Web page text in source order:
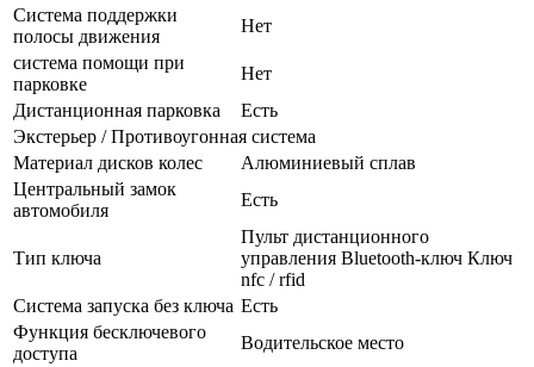
Система поддержки
полосы движения
Нет
система помощи при
парковке
Нет
Дистанционная парковка
Есть
Экстерьер / Противоугонная система
Материал дисков колес
Алюминиевый сплав
Центральный замок
автомобиля
Есть
Тип ключа
Пульт дистанционного
управления Bluetooth-ключ Ключ
nfc / rfid
Система запуска без ключа Есть
Функция бесключевого
доступа
Водительское место